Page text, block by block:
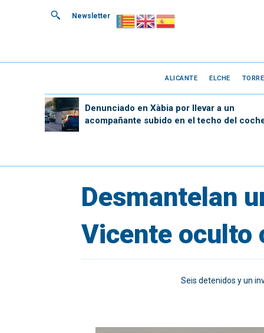
Newsletter
ALICANTE ELCHE
Denunciado en Xàbia por llevar a un
acompañante subido en el techo del
Desmantelan
Vicente oculto
Seis detenidos y un